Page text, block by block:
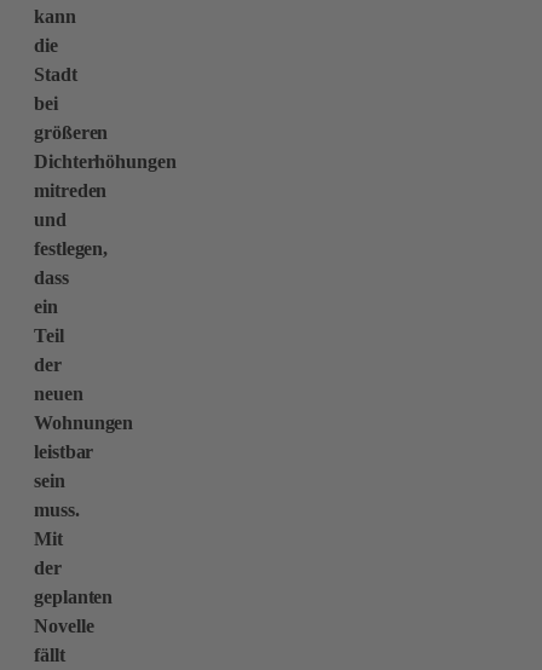
kann
die
Stadt
bei
größeren
Dichterhöhungen
mitreden
und
festlegen,
dass
ein
Teil
der
neuen
Wohnungen
leistbar
sein
muss.
Mit
der
geplanten
Novelle
fällt